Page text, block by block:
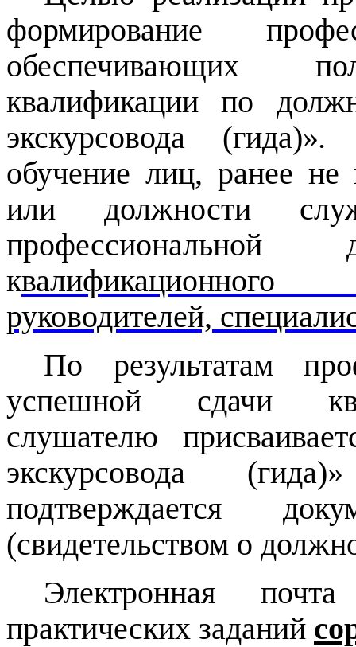
формирование
обеспечивающих
квалификации по
экскурсовода (гида)»
обучение лиц, ранее
или должности
профессиональной
квалификационного
руководителей,
По результатам
успешной сдачи
слушателю
экскурсовода
подтверждается
(свидетельством о
Электронная
практических заданий